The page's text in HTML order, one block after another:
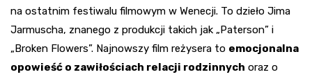
na ostatnim festiwalu filmowym w Wenecji. To dzieło Jima
Jarmuscha, znanego z produkcji takich jak „Paterson” i
„Broken Flowers”. Najnowszy film reżysera to emocjonalna
opowieść o zawiłościach relacji rodzinnych oraz o